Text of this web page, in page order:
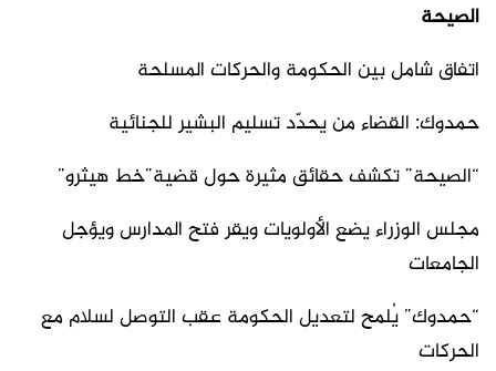
الصيحة
اتفاق شامل بين الحكومة والحركات المسلحة
حمدوك: القضاء من يحدّد تسليم البشير للجنائية
“الصيحة” تكشف حقائق مثيرة حول قضية”خط هيثرو”
مجلس الوزراء يضع الأولويات ويقر فتح المدارس ويؤجل
الجامعات
“حمدوك” يُلمح لتعديل الحكومة عقب التوصل لسلام مع
الحركات